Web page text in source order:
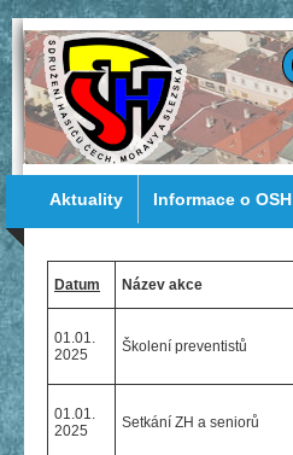
Aktuality Informace o OSH
Datum Název akce
01.01.
2025
Školení preventistů
01.01.
2025
Setkání ZH a seniorů